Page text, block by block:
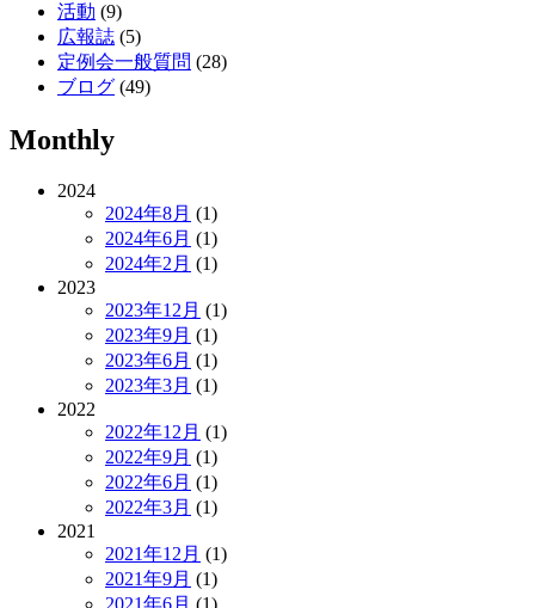
活動 (9)
広報誌 (5)
定例会一般質問 (28)
ブログ (49)
Monthly
2024
2024年8月 (1)
2024年6月 (1)
2024年2月 (1)
2023
2023年12月 (1)
2023年9月 (1)
2023年6月 (1)
2023年3月 (1)
2022
2022年12月 (1)
2022年9月 (1)
2022年6月 (1)
2022年3月 (1)
2021
2021年12月 (1)
2021年9月 (1)